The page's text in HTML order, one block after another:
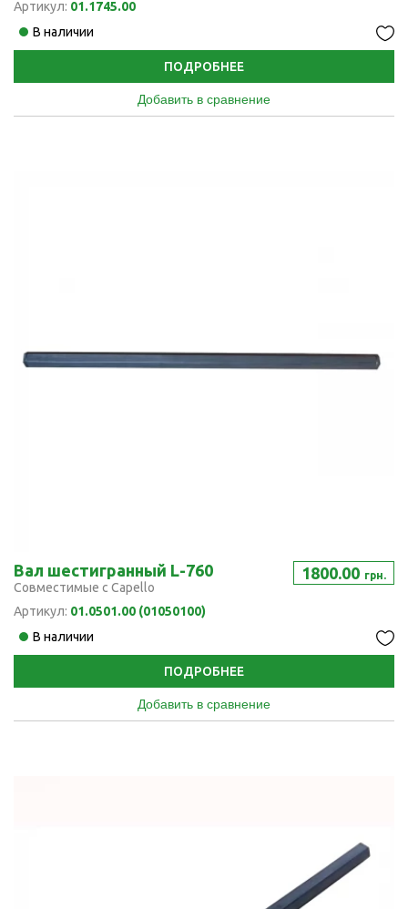
Артикул: 01.1745.00
В наличии
ПОДРОБНЕЕ
Добавить в сравнение
Вал шестигранный L-760
Совместимые с Capello
Артикул: 01.0501.00 (01050100)
1800.00 грн.
В наличии
ПОДРОБНЕЕ
Добавить в сравнение